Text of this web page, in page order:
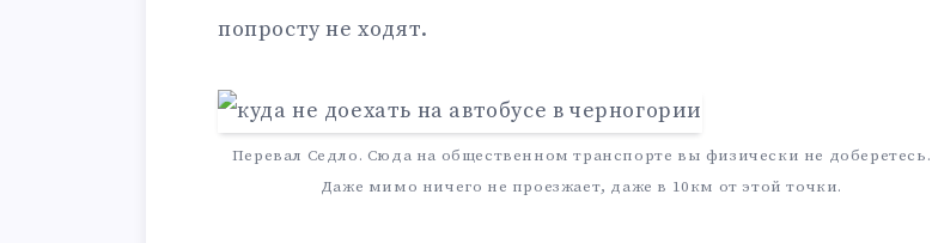
попросту не ходят.
Перевал Седло. Сюда на общественном транспорте вы физически не доберетесь.
Даже мимо ничего не проезжает, даже в 10км от этой точки.